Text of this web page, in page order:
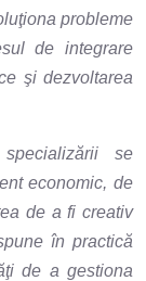
probleme
de integrare
şi dezvoltarea
se
economic, de
de a fi creativ
în practică
de a gestiona